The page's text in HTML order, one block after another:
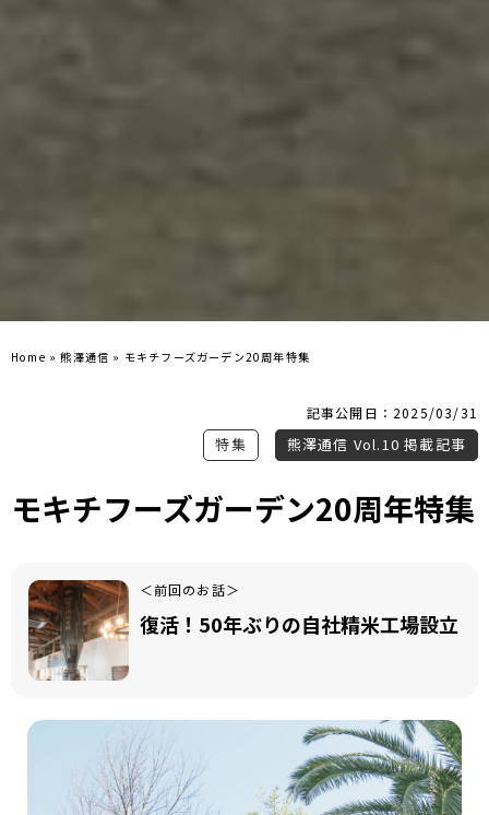
Home »熊澤通信 » モキチフーズガーデン20周年特集
記事公開日：2025/03/31
熊澤通信 Vol.10 掲載記事
特集
モキチフーズガーデン20周年特集
＜前回のお話＞
復活！50年ぶりの自社精米工場設立